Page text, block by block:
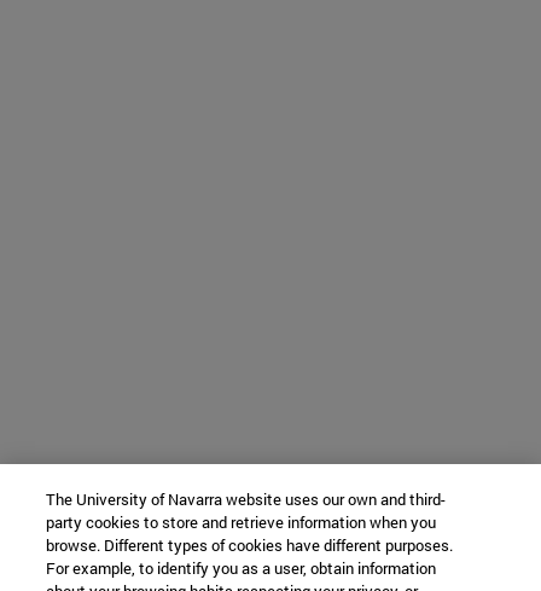
The University of Navarra website uses our own and third-
party cookies to store and retrieve information when you
browse. Different types of cookies have different purposes.
For example, to identify you as a user, obtain information